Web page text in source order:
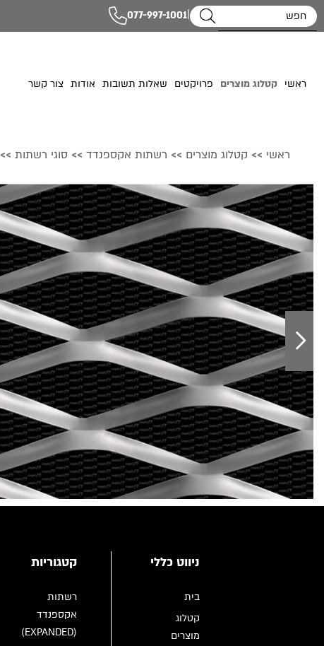
|
077-997-1001
ראשי קטלוג מוצרים פרויקטים שאלות תשובות אודות צור קשר
ראשי >> קטלוג מוצרים >> רשתות אקספנדד >> סוגי רשתות >>
ניווט כללי
בית
קטלוג
מוצרים
קטגוריות
רשתות
אקספנדד
(EXPANDED)